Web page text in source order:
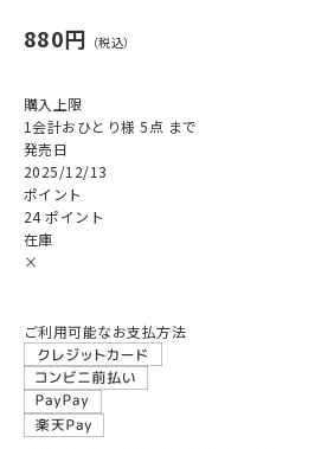
880円
購入上限
1会計おひとり様 5点 まで
発売日
2025/12/13
ポイント
24 ポイント
在庫
×
ご利用可能なお支払方法